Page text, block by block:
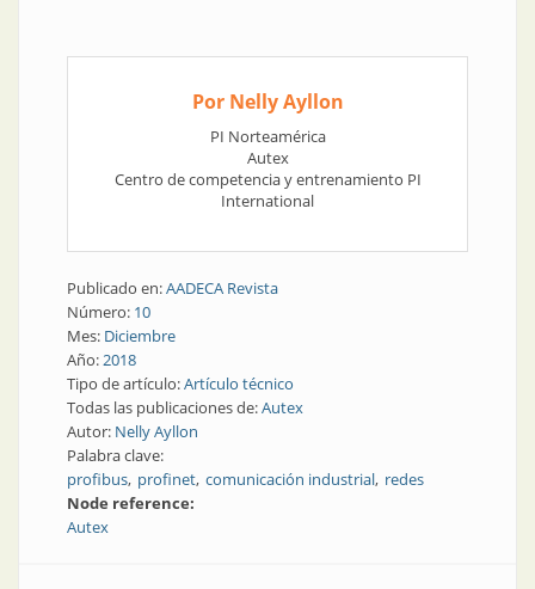
Por Nelly Ayllon
PI Norteamérica
Autex
Centro de competencia y entrenamiento PI
International
Publicado en:AADECA Revista
Número: 10
Mes: Diciembre
Año:2018
Tipo de artículo:Artículo técnico
Todas las publicaciones de:Autex
Autor: Nelly Ayllon
Palabra clave:
profibus profinet comunicación industrial redes
Node reference:
Autex